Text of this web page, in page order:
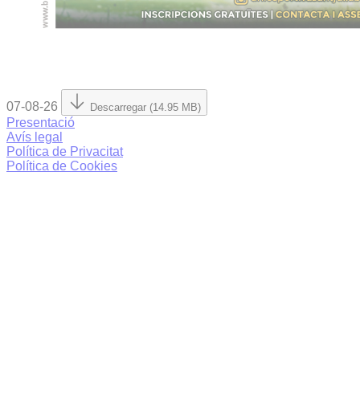
07-08-26 Descarregar (14.95 MB)
Presentació
Avís legal
Política de Privacitat
Política de Cookies